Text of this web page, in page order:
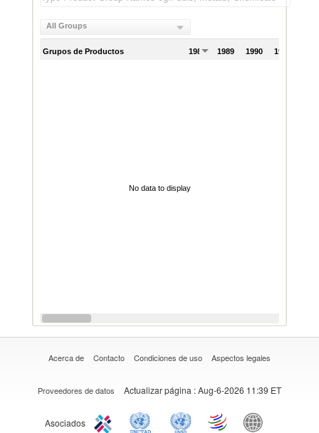
All Groups
Grupos de Productos 1988 1989 1990 1991
No data to display
Acerca de Contacto Condiciones de uso Aspectos legales
Proveedores de datos Actualizar página : Aug-6-2026 11:39 ET
Asociados